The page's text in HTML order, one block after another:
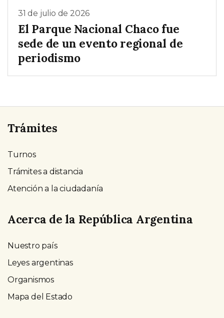
31 de julio de 2026
El Parque Nacional Chaco fue
sede de un evento regional de
periodismo
Trámites
Turnos
Trámites a distancia
Atención a la ciudadanía
Acerca de la República Argentina
Nuestro país
Leyes argentinas
Organismos
Mapa del Estado